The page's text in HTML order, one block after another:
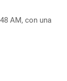
AM, con una